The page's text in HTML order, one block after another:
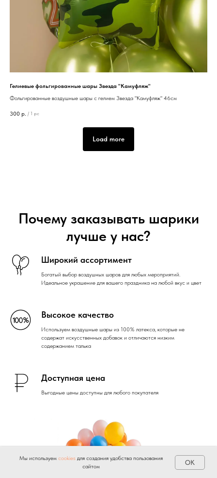
Каталог
Гелиевые фольгированные шары Звезда "Камуфляж"
Фольгированные воздушные шары с гелием Звезда "Камуфляж" 46см
300 р. / 1 pc
Load more
Почему заказывать шарики
лучше у нас?
Широкий ассортимент
Богатый выбор воздушных шаров для любых мероприятий.
Идеальное украшение для вашего праздника на любой вкус и цвет
Высокое качество
Используем воздушные шары из 100% латекса, которые не
содержат искусственных добавок и отличаются низким
содержанием талька
Доступная цена
Выгодные цены доступны для любого покупателя
Мы используем cookies для создания удобства пользования
сайтом
OK